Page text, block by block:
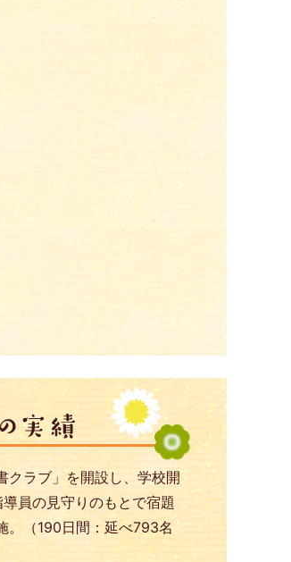
クラブ」を開設し、学校開
員の見守りのもとで宿題
。（190日間：延べ793名